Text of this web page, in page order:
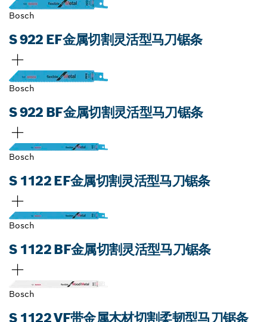
Bosch
S 922 EF金属切割灵活型马刀锯条
Bosch
S 922 BF金属切割灵活型马刀锯条
Bosch
S 1122 EF金属切割灵活型马刀锯条
Bosch
S 1122 BF金属切割灵活型马刀锯条
Bosch
S 1122 VF带金属木材切割柔韧型马刀锯条